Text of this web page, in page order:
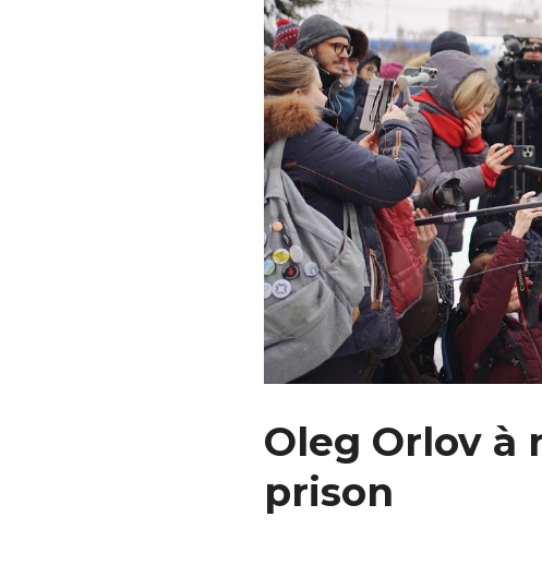
Oleg Orlov à
prison